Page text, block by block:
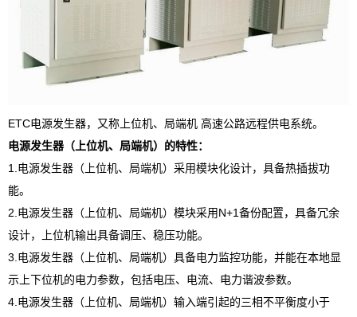
ETC电源发生器，又称上位机、局端机 高速公路远程供电系统。
电源发生器（上位机、局端机）的特性：
1.电源发生器（上位机、局端机）采用模块化设计，具备热插拔功
能。
2.电源发生器（上位机、局端机）模块采用N+1备份配置，具备冗余
设计，上位机输出具备调压、稳压功能。
3.电源发生器（上位机、局端机）具备电力监控功能，并能在本地显
示上下位机的电力参数，包括电压、电流、电力谐波参数。
4.电源发生器（上位机、局端机）输入端引起的三相不平衡度小于